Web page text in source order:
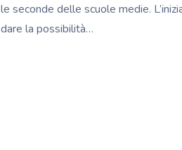
le seconde delle scuole medie.
dare la possibilità…